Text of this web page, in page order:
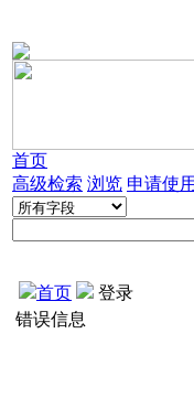
首页
高级检索 浏览 申请使用
首页
登录
错误信息